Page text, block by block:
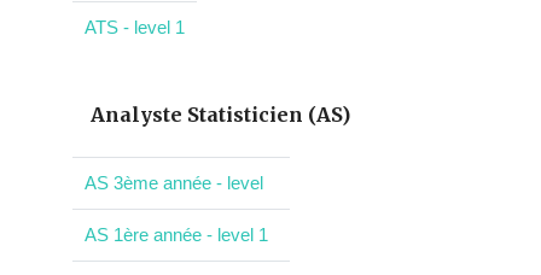
ATS - level 1
Analyste Statisticien (AS)
AS 3ème année - level
AS 1ère année - level 1